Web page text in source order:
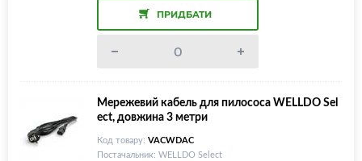
ПРИДБАТИ
Мережевий кабель для пилососа WELLDO Sel
ect, довжина 3 метри
Код товару: VACWDAC
Постачальник: WELLDO Select